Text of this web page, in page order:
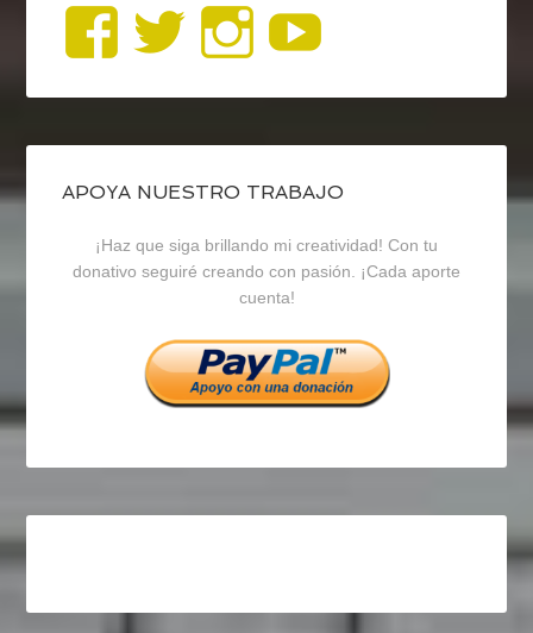
Ver
perfil
de
blogrecursosep
en
Facebook
Ver
perfil
de
recursosep
en
Twitter
Ver
perfil
de
recursosep
en
Instagram
APOYA NUESTRO TRABAJO
¡Haz que siga brillando mi creatividad! Con tu
donativo seguiré creando con pasión. ¡Cada aporte
cuenta!